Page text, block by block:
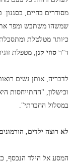
מסודרים בחיים, בסגנון:
שמשהו משתבש ומפר את
כיותר מטלטלת
ד"ר סוזי קגן, מטפלת
לדבריה, אותן נשים
וכישלון, "ההתייחסות
במסלול החברתי".
לא רוצה ילדים,
המסע אל הילד הנכסף,